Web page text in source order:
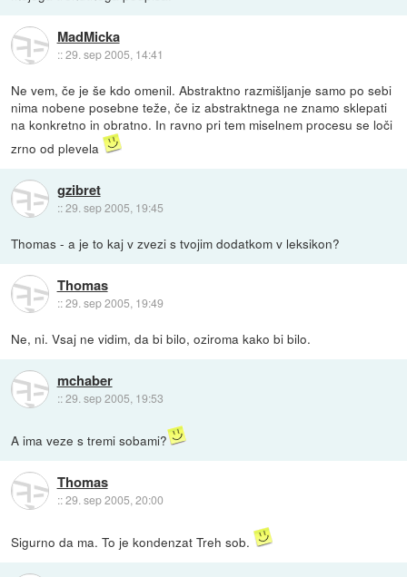
MadMicka
::29. sep 2005, 14:41
Ne vem, če je še kdo omenil. Abstraktno razmišljanje samo po sebi
nima nobene posebne teže, če iz abstraktnega ne znamo sklepati
na konkretno in obratno. In ravno pri tem miselnem procesu se loči
zrno od plevela
gzibret
::29. sep 2005, 19:45
Thomas - a je to kaj v zvezi s tvojim dodatkom v leksikon?
Thomas
::29. sep 2005, 19:49
Ne, ni. Vsaj ne vidim, da bi bilo, oziroma kako bi bilo.
mchaber
::29. sep 2005, 19:53
A ima veze s tremi sobami?
Thomas
::29. sep 2005, 20:00
Sigurno da ma. To je kondenzat Treh sob.